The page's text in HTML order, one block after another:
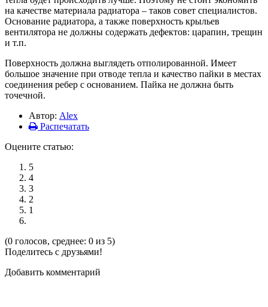
на качестве материала радиатора – таков совет специалистов.
Основание радиатора, а также поверхность крыльев
вентилятора не должны содержать дефектов: царапин, трещин
и т.п.
Поверхность должна выглядеть отполированной. Имеет
большое значение при отводе тепла и качество пайки в местах
соединения ребер с основанием. Пайка не должна быть
точечной.
Автор: Alex
Распечатать
Оцените статью:
5
4
3
2
1
(0 голосов, среднее: 0 из 5)
Поделитесь с друзьями!
Добавить комментарий